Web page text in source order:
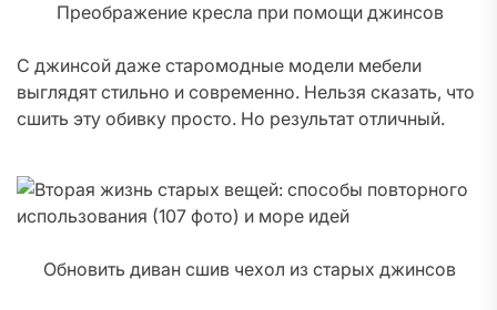
Преображение кресла при помощи джинсов
С джинсой даже старомодные модели мебели
выглядят стильно и современно. Нельзя сказать, что
сшить эту обивку просто. Но результат отличный.
Обновить диван сшив чехол из старых джинсов